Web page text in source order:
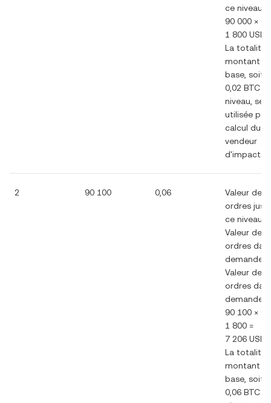
ce niveau =
90 000 ×
1 800 USDT
La totalité
montant
base, soit
0,02 BTC à
niveau, sera
utilisée
calcul du
vendeur
d'impact.
2 90 100 0,06
Valeur des
ordres
ce niveau =
Valeur des
ordres
demande 2
Valeur des
ordres
demande 1
90 100 ×
1 800 =
7 206 USDT
La totalité
montant
base, soit
0,06 BTC à